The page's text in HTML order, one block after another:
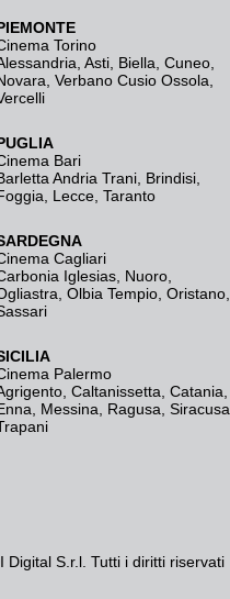
Torino
Asti Biella Cuneo
Verbano Cusio Ossola
Bari
Andria Trani Brindisi
Lecce Taranto
Cagliari
Iglesias Nuoro
Olbia Tempio Oristano
Palermo
Caltanissetta Catania
Messina Ragusa Siracusa
Digital S.r.l. Tutti i diritti riservati